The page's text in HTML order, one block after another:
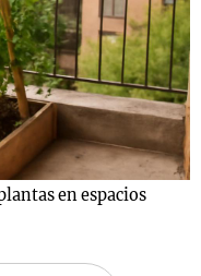
en espacios